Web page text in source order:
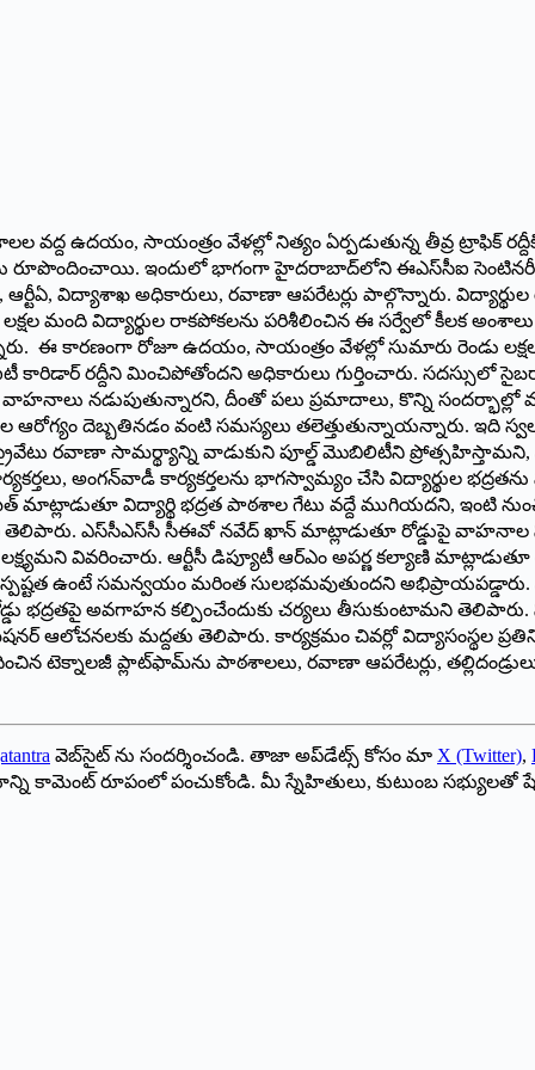
వద్ద ఉదయం, సాయంత్రం వేళల్లో నిత్యం ఏర్పడుతున్న తీవ్ర
రూపొందించాయి. ఇందులో భాగంగా హైదరాబాద్‌లోని ఈఎస్‌సీఐ సెంటినరీ
ఆర్టీఏ, విద్యాశాఖ అధికారులు, రవాణా ఆపరేటర్లు పాల్గొన్నారు.
లక్షల మంది విద్యార్థుల రాకపోకలను పరిశీలించిన ఈ సర్వేలో కీలక
ఈ కారణంగా రోజూ ఉదయం, సాయంత్రం వేళల్లో సుమారు రెండు
రద్దీని మించిపోతోందని అధికారులు గుర్తించారు. సదస్సులో
వాహనాలు నడుపుతున్నారని, దీంతో పలు ప్రమాదాలు, కొన్ని
దెబ్బతినడం వంటి సమస్యలు తలెత్తుతున్నాయన్నారు. ఇది
ప్రైవేటు రవాణా సామర్థ్యాన్ని వాడుకుని పూల్డ్ మొబిలిటీని
అంగన్‌వాడీ కార్యకర్తలను భాగస్వామ్యం చేసి విద్యార్థుల
విద్యార్థి భద్రత పాఠశాల గేటు వద్దే ముగియదని, ఇంటి నుంచి
ఎస్‌సీఎస్‌సీ సీఈవో నవేద్ ఖాన్ మాట్లాడుతూ రోడ్డుపై వాహనాల
వివరించారు. ఆర్టీసీ డిప్యూటీ ఆర్ఎం అపర్ణ కల్యాణి మాట్లాడుతూ
స్పష్టత ఉంటే సమన్వయం మరింత సులభమవుతుందని
భద్రతపై అవగాహన కల్పించేందుకు చర్యలు తీసుకుంటామని
ఆలోచనలకు మద్దతు తెలిపారు. కార్యక్రమం చివర్లో విద్యాసంస్థల
టెక్నాలజీ ప్లాట్‌ఫామ్‌ను పాఠశాలలు, రవాణా ఆపరేటర్లు,
వెబ్‌సైట్ ను సందర్శించండి. తాజా అప్‌డేట్స్ కోసం మా X (Twitter),
కామెంట్ రూపంలో పంచుకోండి. మీ స్నేహితులు, కుటుంబ సభ్యులతో